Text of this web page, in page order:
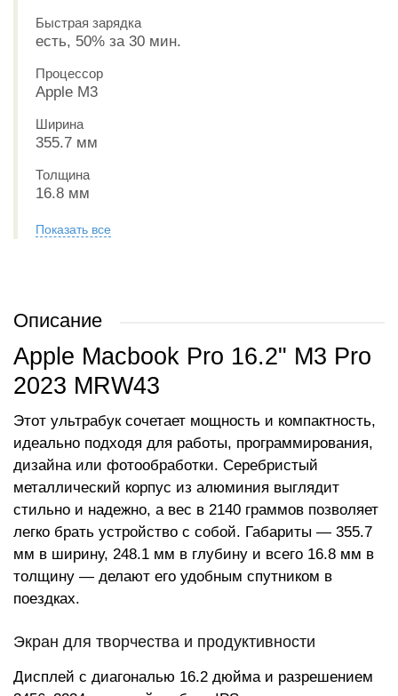
Быстрая зарядка
есть, 50% за 30 мин.
Процессор
Apple M3
Ширина
355.7 мм
Толщина
16.8 мм
Показать все
Описание
Apple Macbook Pro 16.2" M3 Pro
2023 MRW43
Этот ультрабук сочетает мощность и компактность,
идеально подходя для работы, программирования,
дизайна или фотообработки. Серебристый
металлический корпус из алюминия выглядит
стильно и надежно, а вес в 2140 граммов позволяет
легко брать устройство с собой. Габариты — 355.7
мм в ширину, 248.1 мм в глубину и всего 16.8 мм в
толщину — делают его удобным спутником в
поездках.
Экран для творчества и продуктивности
Дисплей с диагональю 16.2 дюйма и разрешением